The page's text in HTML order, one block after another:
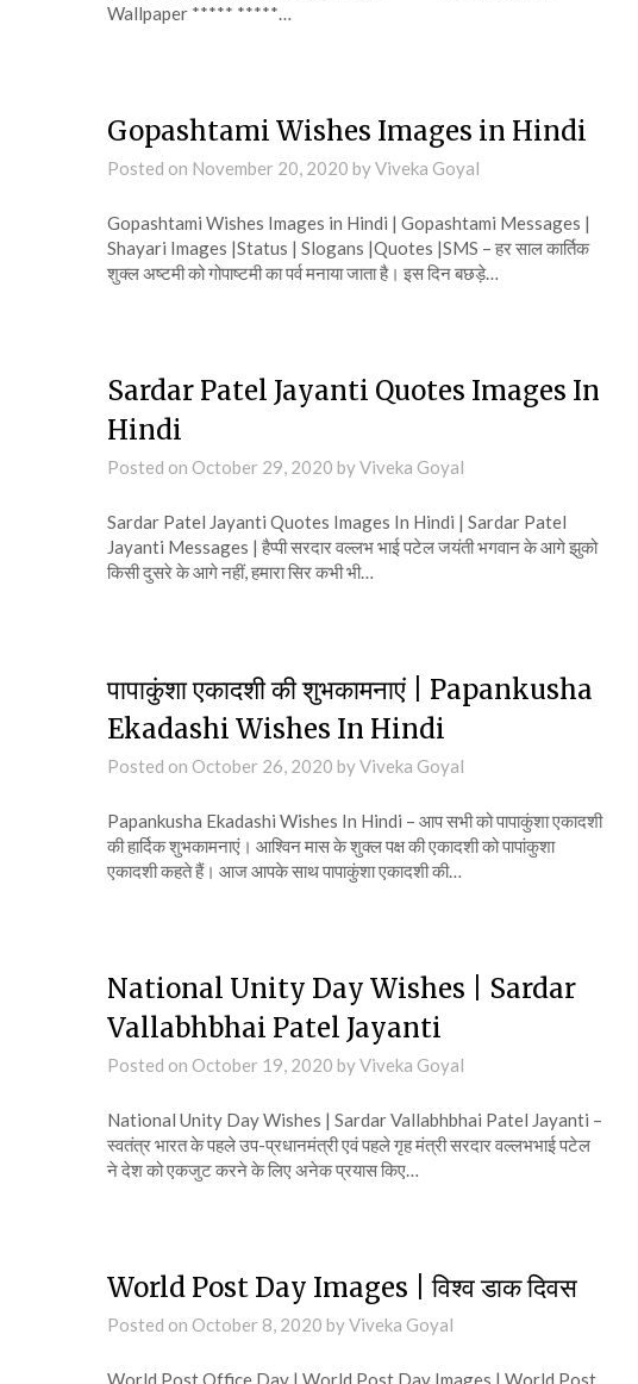
Wallpaper ***** *****…
Gopashtami Wishes Images in Hindi
Posted on November 20, 2020 byViveka Goyal
Gopashtami Wishes Images in Hindi | Gopashtami Messages |
Shayari Images |Status | Slogans |Quotes |SMS – हर साल कार्तिक
शुक्ल अष्टमी को गोपाष्टमी का पर्व मनाया जाता है। इस दिन बछड़े…
Sardar Patel Jayanti Quotes Images In
Hindi
Posted on October 29, 2020 byViveka Goyal
Sardar Patel Jayanti Quotes Images In Hindi | Sardar Patel
Jayanti Messages | हैप्पी सरदार वल्लभ भाई पटेल जयंती भगवान के आगे झुको
किसी दुसरे के आगे नहीं, हमारा सिर कभी भी…
पापाकुंशा एकादशी की शुभकामनाएं | Papankusha
Ekadashi Wishes In Hindi
Posted on October 26, 2020 byViveka Goyal
Papankusha Ekadashi Wishes In Hindi – आप सभी को पापाकुंशा एकादशी
की हार्दिक शुभकामनाएं। आश्विन मास के शुक्ल पक्ष की एकादशी को पापांकुशा
एकादशी कहते हैं। आज आपके साथ पापाकुंशा एकादशी की…
National Unity Day Wishes | Sardar
Vallabhbhai Patel Jayanti
Posted on October 19, 2020 byViveka Goyal
National Unity Day Wishes | Sardar Vallabhbhai Patel Jayanti –
स्वतंत्र भारत के पहले उप-प्रधानमंत्री एवं पहले गृह मंत्री सरदार वल्लभभाई पटेल
ने देश को एकजुट करने के लिए अनेक प्रयास किए…
World Post Day Images | विश्व डाक दिवस
Posted on October 8, 2020 byViveka Goyal
World Post Office Day | World Post Day Images | World Post